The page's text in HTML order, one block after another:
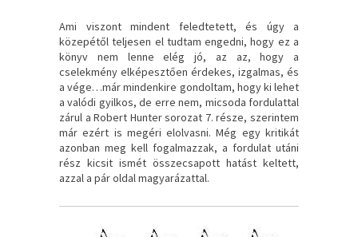
Ami viszont mindent feledtetett, és úgy a
közepétől teljesen el tudtam engedni, hogy ez a
könyv nem lenne elég jó, az az, hogy a
cselekmény elképesztően érdekes, izgalmas, és
a vége…már mindenkire gondoltam, hogy ki lehet
a valódi gyilkos, de erre nem, micsoda fordulattal
zárul a Robert Hunter sorozat 7. része, szerintem
már ezért is megéri elolvasni. Még egy kritikát
azonban meg kell fogalmazzak, a fordulat utáni
rész kicsit ismét összecsapott hatást keltett,
azzal a pár oldal magyarázattal.